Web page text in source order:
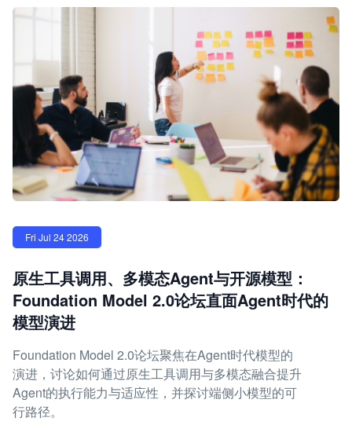
Fri Jul 24 2026
原生工具调用、多模态Agent与开源模型：
Foundation Model 2.0论坛直面Agent时代的
模型演进
Foundation Model 2.0论坛聚焦在Agent时代模型的
演进，讨论如何通过原生工具调用与多模态融合提升
Agent的执行能力与适应性，并探讨端侧小模型的可
行路径。